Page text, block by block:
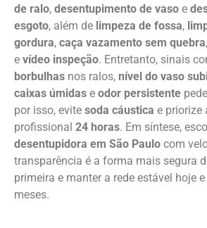
de ralo, desentupimento de vaso e
esgoto, além de limpeza de fossa,
gordura, caça vazamento sem quebra,
e vídeo inspeção. Entretanto, sinais
borbulhas nos ralos, nível do vaso
caixas úmidas e odor persistente
por isso, evite soda cáustica e priorize
profissional 24 horas. Em síntese,
desentupidora em São Paulo com
transparência é a forma mais segura
primeira e manter a rede estável hoje
meses.